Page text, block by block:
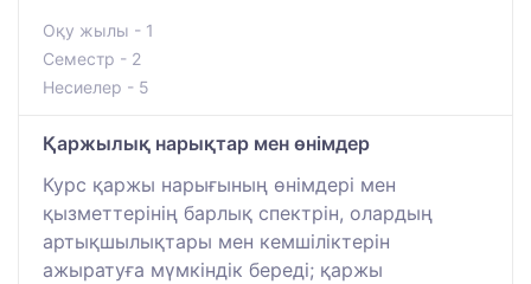
Оқу жылы - 1
Семестр - 2
Несиелер - 5
Қаржылық нарықтар мен өнімдер
Курс қаржы нарығының өнімдері мен
қызметтерінің барлық спектрін, олардың
артықшылықтары мен кемшіліктерін
ажыратуға мүмкіндік береді; қаржы